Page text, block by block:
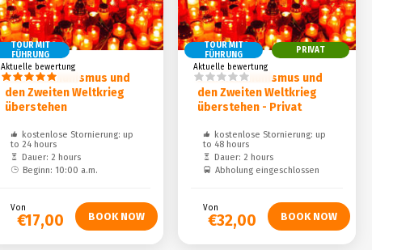
TOUR MIT
FÜHRUNG
Den Kommunismus und
den Zweiten Weltkrieg
überstehen
kostenlose Stornierung: up
to 24 hours
Dauer: 2 hours
Beginn: 10:00 a.m.
Aktuelle bewertung
Von
€17,00
TOUR MIT
FÜHRUNG
PRIVAT
Den Kommunismus und
den Zweiten Weltkrieg
überstehen - Privat
kostenlose Stornierung: up
to 48 hours
Dauer: 2 hours
Abholung eingeschlossen
Aktuelle bewertung
Von
€32,00